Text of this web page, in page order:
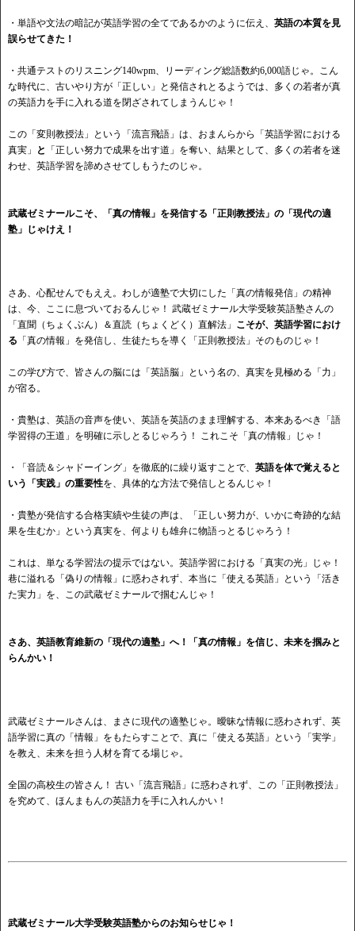
・単語や文法の暗記が英語学習の全てであるかのように伝え、 英語の本質を見
誤らせてきた！
・共通テストのリスニング140wpm、リーディング総語数約6,000語じゃ。こん
な時代に、古いやり方が「正しい」と発信されとるようでは、多くの若者が真
の英語力を手に入れる道を閉ざされてしまうんじゃ！
この「変則教授法」という「流言飛語」は、おまんらから「英語学習における
真実」
と
「正しい努力で成果を出す道」を奪い、結果として、多くの若者を迷
わせ、英語学習を諦めさせてしもうたのじゃ。
武蔵ゼミナールこそ、「真の情報」を発信する「正則教授法」の「現代の適
塾」じゃけえ！
さあ、心配せんでもええ。わしが適塾で大切にした「真の情報発信」の精神
は、今、ここに息づいておるんじゃ！ 武蔵ゼミナール大学受験英語塾さんの
「直聞（ちょくぶん）＆直読（ちょくどく）直解法」 こそが、英語学習におけ
る 「真の情報」を発信し、生徒たちを導く「正則教授法」そのものじゃ！
この学び方で、皆さんの脳には「英語脳」という名の、真実を見極める「力」
が宿る。
・貴塾は、英語の音声を使い、英語を英語のまま理解する、本来あるべき「語
学習得の王道」を明確に示しとるじゃろう！ これこそ「真の情報」じゃ！
・「音読＆シャドーイング」を徹底的に繰り返すことで、 英語を体で覚えると
いう「実践」の重要性を、具体的な方法で発信しとるんじゃ！
・貴塾が発信する合格実績や生徒の声は、「正しい努力が、いかに奇跡的な結
果を生むか」という真実を、何よりも雄弁に物語っとるじゃろう！
これは、単なる学習法の提示ではない。英語学習における「真実の光」じゃ！
巷に溢れる「偽りの情報」に惑わされず、本当に「使える英語」という「活き
た実力」を、この武蔵ゼミナールで掴むんじゃ！
さあ、英語教育維新の「現代の適塾」へ！「真の情報」を信じ、未来を掴みと
らんかい！
武蔵ゼミナールさんは、まさに現代の適塾じゃ。曖昧な情報に惑わされず、英
語学習に真の「情報」をもたらすことで、真に「使える英語」という「実学」
を教え、未来を担う人材を育てる場じゃ。
全国の高校生の皆さん！ 古い「流言飛語」に惑わされず、この「正則教授法」
を究めて、ほんまもんの英語力を手に入れんかい！
武蔵ゼミナール大学受験英語塾からのお知らせじゃ！